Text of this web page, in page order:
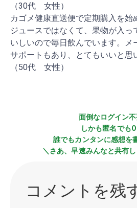
（30代 女性）
カゴメ健康直送便で定期購入を始
ジュースではなくて、果物が入っ
いしいので毎日飲んでいます。メ
サポートもあり、とてもいいと思
（50代 女性）
面倒なログイン不
しかも匿名でも
誰でもカンタンに感想を
＼さあ、早速みんなと共有
コメントを残